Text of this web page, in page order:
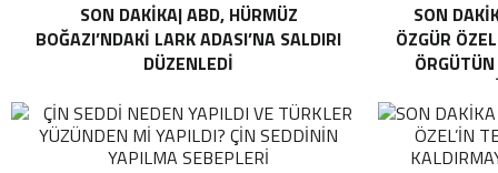
SON DAKİKA| ABD, HÜRMÜZ
BOĞAZI’NDAKI LARK ADASI’NA SALDIRI
DÜZENLEDI
SON
ÖZGÜR